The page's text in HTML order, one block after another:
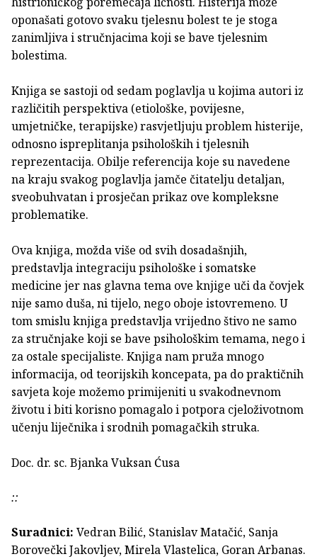
oponašati gotovo svaku tjelesnu bolest te je stoga
zanimljiva i stručnjacima koji se bave tjelesnim
bolestima.
Knjiga se sastoji od sedam poglavlja u kojima autori iz
različitih perspektiva (etiološke, povijesne,
umjetničke, terapijske) rasvjetljuju problem histerije,
odnosno ispreplitanja psiholoških i tjelesnih
reprezentacija. Obilje referencija koje su navedene
na kraju svakog poglavlja jamče čitatelju detaljan,
sveobuhvatan i prosječan prikaz ove kompleksne
problematike.
Ova knjiga, možda više od svih dosadašnjih,
predstavlja integraciju psihološke i somatske
medicine jer nas glavna tema ove knjige uči da čovjek
nije samo duša, ni tijelo, nego oboje istovremeno. U
tom smislu knjiga predstavlja vrijedno štivo ne samo
za stručnjake koji se bave psihološkim temama, nego i
za ostale specijaliste. Knjiga nam pruža mnogo
informacija, od teorijskih koncepata, pa do praktičnih
savjeta koje možemo primijeniti u svakodnevnom
životu i biti korisno pomagalo i potpora cjeloživotnom
učenju liječnika i srodnih pomagačkih struka.
Doc. dr. sc. Bjanka Vuksan Ćusa
::
Suradnici: Vedran Bilić, Stanislav Matačić, Sanja
Borovečki Jakovljev, Mirela Vlastelica, Goran Arbanas.